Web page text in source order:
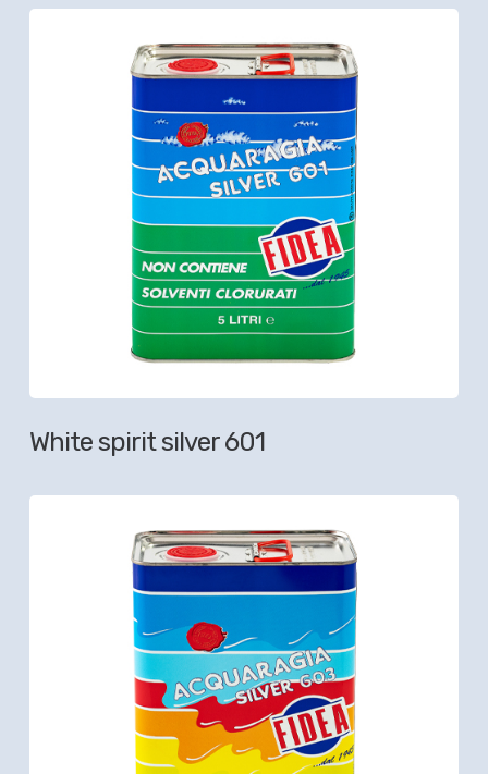
White spirit silver 601